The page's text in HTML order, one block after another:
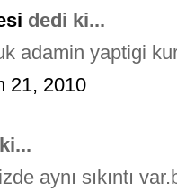
dedi ki...
adamin yaptigi
21, 2010
aynı sıkıntı